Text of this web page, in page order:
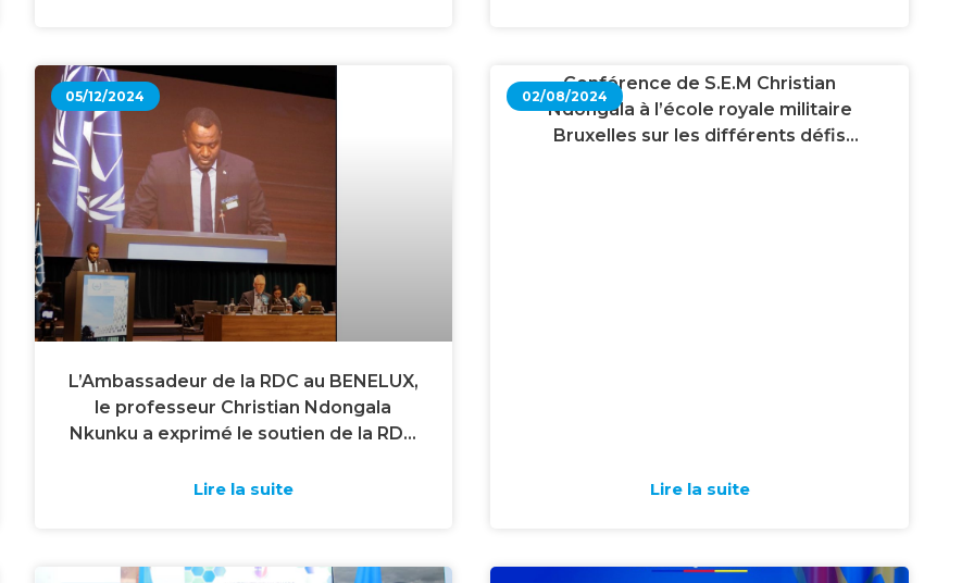
L’Ambassadeur de la RDC au BENELUX,
le professeur Christian Ndongala
Nkunku a exprimé le soutien de la RDC
l’Ecocide.
Lire la suite
05/12/2024
Conférence de S.E.M Christian
Ndongala à l’école royale militaire
Bruxelles sur les différents défis
Lire la suite
02/08/2024